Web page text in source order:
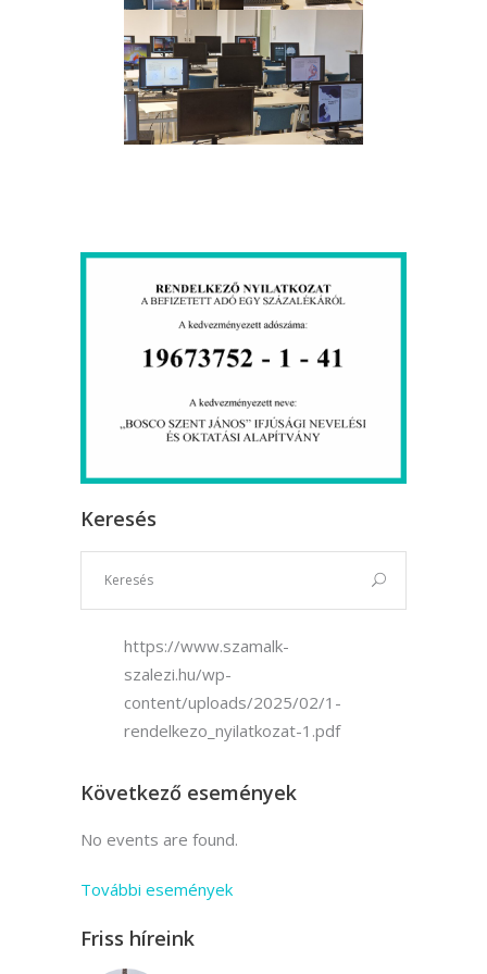
Keresés
https://www.szamalk-
szalezi.hu/wp-
content/uploads/2025/02/1-
rendelkezo_nyilatkozat-1.pdf
Következő események
No events are found.
További események
Friss híreink